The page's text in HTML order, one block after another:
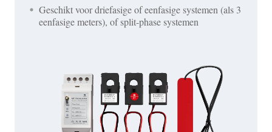
Geschikt voor driefasige of eenfasige systemen (als 3
eenfasige meters), of split-phase systemen